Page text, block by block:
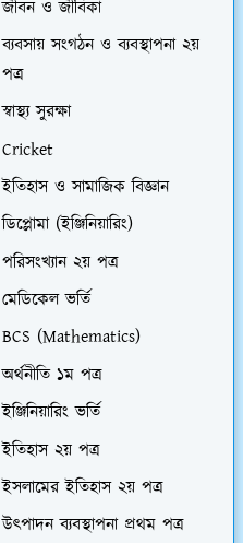
জীবন ও জীবিকা
ব্যবসায় সংগঠন ও ব্যবস্থাপনা ২য়
পত্র
স্বাস্থ্য সুরক্ষা
Cricket
ইতিহাস ও সামাজিক বিজ্ঞান
ডিপ্লোমা (ইঞ্জিনিয়ারিং)
পরিসংখ্যান ২য় পত্র
মেডিকেল ভর্তি
BCS (Mathematics)
অর্থনীতি ১ম পত্র
ইঞ্জিনিয়ারিং ভর্তি
ইতিহাস ২য় পত্র
ইসলামের ইতিহাস ২য় পত্র
উৎপাদন ব্যবস্থাপনা প্রথম পত্র